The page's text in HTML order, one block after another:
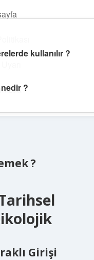
?
Girişi
kullanılır ?
?